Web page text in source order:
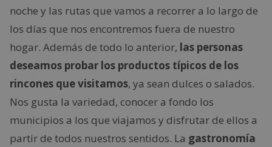
noche y las rutas que vamos a recorrer a lo largo de
los días que nos encontremos fuera de nuestro
hogar. Además de todo lo anterior, las personas
deseamos probar los productos típicos de los
rincones que visitamos, ya sean dulces o salados.
Nos gusta la variedad, conocer a fondo los
municipios a los que viajamos y disfrutar de ellos a
partir de todos nuestros sentidos. La gastronomía